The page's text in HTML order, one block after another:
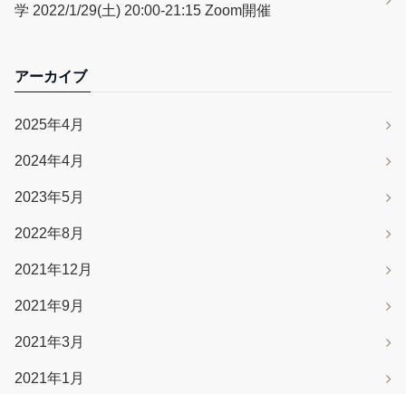
学 2022/1/29(土) 20:00-21:15 Zoom開催
アーカイブ
2025年4月
2024年4月
2023年5月
2022年8月
2021年12月
2021年9月
2021年3月
2021年1月